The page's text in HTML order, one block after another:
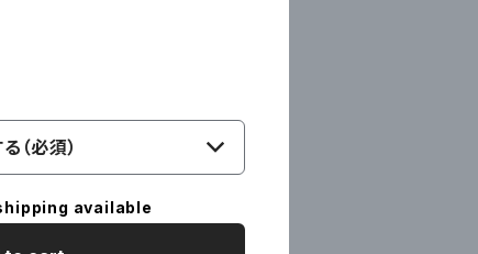
（必須）
available